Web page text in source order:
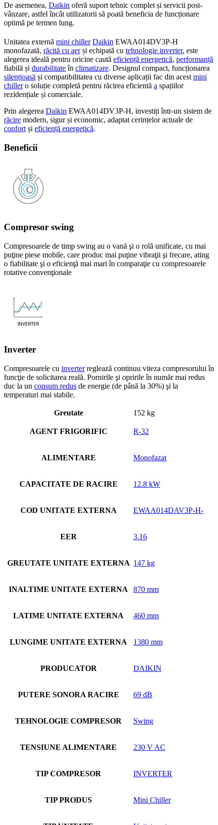
De asemenea, Daikin oferă suport tehnic complet și servicii post-
vânzare, astfel încât utilizatorii să poată beneficia de funcționare
optimă pe termen lung.
Unitatea externă mini chiller Daikin EWAA014DV3P-H
monofazată, răcită cu aerși echipată cu tehnologie inverter, este
alegerea ideală pentru oricine caută eficiență energetică, performanță
fiabilă și durabilitateîn climatizare. Designul compact, funcționarea
silențioasă și compatibilitatea cu diverse aplicații fac din acest mini
chillero soluție completă pentru răcirea eficientă a spațiilor
rezidențiale și comerciale.
Prin alegerea Daikin EWAA014DV3P-H, investiți într-un sistem de
răcire modern, sigur și economic, adaptat cerințelor actuale de
confort și eficiență energetică.
Beneficii
Compresor swing
Compresoarele de timp swing au o vană şi o rolă unificate, cu mai
puţine piese mobile, care produc mai puţine vibraţii şi frecare, ating
o fiabilitate şi o eficienţă mai mari în comparaţie cu compresoarele
rotative convenţionale
Inverter
Compresoarele cu inverterreglează continuu viteza compresorului în
funcţie de solicitarea reală. Pornirile şi opririle în număr mai redus
duc la un consum redus de energie (de până la 30%) şi la
temperaturi mai stabile.
Greutate 152 kg
AGENT FRIGORIFIC R-32
ALIMENTARE Monofazat
CAPACITATE DE RACIRE 12.8 kW
COD UNITATE EXTERNA EWAA014DAV3P-H-
EER 3.16
GREUTATE UNITATE EXTERNA 147 kg
INALTIME UNITATE EXTERNA 870 mm
LATIME UNITATE EXTERNA 460 mm
LUNGIME UNITATE EXTERNA 1380 mm
PRODUCATOR DAIKIN
PUTERE SONORA RACIRE 69 dB
TEHNOLOGIE COMPRESOR Swing
TENSIUNE ALIMENTARE 230 V AC
TIP COMPRESOR INVERTER
TIP PRODUS Mini Chiller